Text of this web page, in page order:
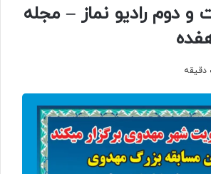
رادیو نماز – مجله
دقیقه